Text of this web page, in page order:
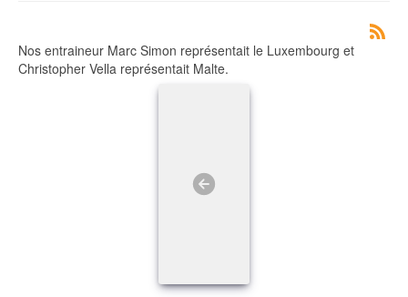
Nos entraineur Marc Simon représentait le Luxembourg et
Christopher Vella représentait Malte.